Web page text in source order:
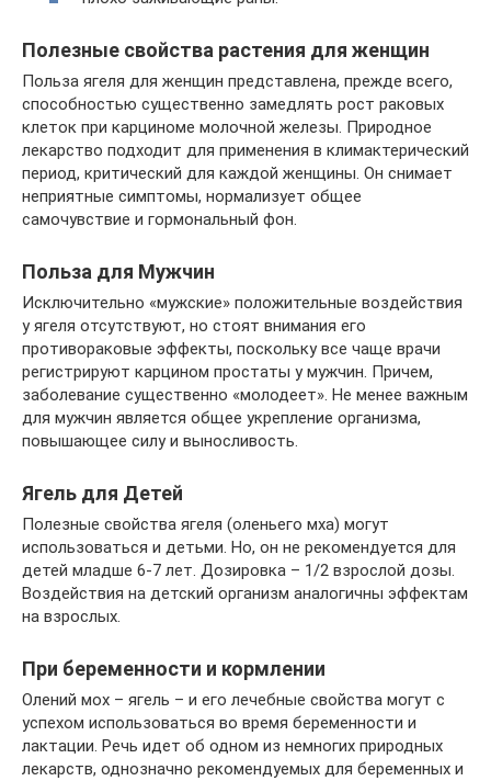
Полезные свойства растения для женщин
Польза ягеля для женщин представлена, прежде всего,
способностью существенно замедлять рост раковых
клеток при карциноме молочной железы. Природное
лекарство подходит для применения в климактерический
период, критический для каждой женщины. Он снимает
неприятные симптомы, нормализует общее
самочувствие и гормональный фон.
Польза для Мужчин
Исключительно «мужские» положительные воздействия
у ягеля отсутствуют, но стоят внимания его
противораковые эффекты, поскольку все чаще врачи
регистрируют карцином простаты у мужчин. Причем,
заболевание существенно «молодеет». Не менее важным
для мужчин является общее укрепление организма,
повышающее силу и выносливость.
Ягель для Детей
Полезные свойства ягеля (оленьего мха) могут
использоваться и детьми. Но, он не рекомендуется для
детей младше 6-7 лет. Дозировка – 1/2 взрослой дозы.
Воздействия на детский организм аналогичны эффектам
на взрослых.
При беременности и кормлении
Олений мох – ягель – и его лечебные свойства могут с
успехом использоваться во время беременности и
лактации. Речь идет об одном из немногих природных
лекарств, однозначно рекомендуемых для беременных и